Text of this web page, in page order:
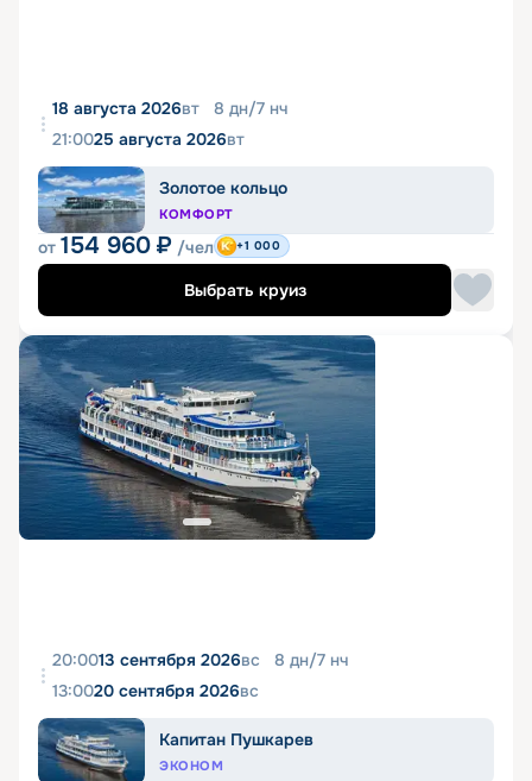
18 августа 2026вт 8 дн/7 нч
21:0025 августа 2026вт
Золотое кольцо
КОМФОРТ
от 154 960 ₽ /чел +1 000
Выбрать круиз
20:0013 сентября 2026вс 8 дн/7 нч
13:0020 сентября 2026вс
Капитан Пушкарев
ЭКОНОМ